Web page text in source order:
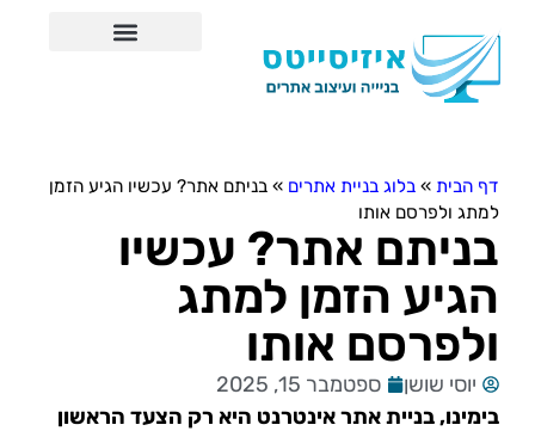
דף הבית » בלוג בניית אתרים » בניתם אתר? עכשיו הגיע הזמן
למתג ולפרסם אותו
בניתם אתר? עכשיו
הגיע הזמן למתג
ולפרסם אותו
יוסי שושן
ספטמבר 15, 2025
בימינו, בניית אתר אינטרנט היא רק הצעד הראשון